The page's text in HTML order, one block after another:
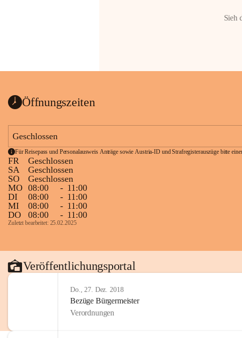
Sieh
Öffnungszeiten
Geschlossen
Für Reisepass und Personalausweis Anträge sowie Austria-ID und Strafregisterauszüge bitte
FR
Geschlossen
SA
Geschlossen
SO
Geschlossen
MO 08:00 - 11:00
DI
08:00 - 11:00
MI
08:00 - 11:00
DO
08:00 - 11:00
Zuletzt bearbeitet: 25.02.2025
Veröffentlichungsportal
Do., 27. Dez. 2018
Bezüge Bürgermeister
Verordnungen